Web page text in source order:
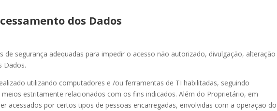
dos Dados
de segurança adequadas para impedir o acesso não autorizado, divulgação, alteração
Dados.
utilizando computadores e /ou ferramentas de TI habilitadas, seguindo
estritamente relacionados com os fins indicados. Além do Proprietário, em
acessados por certos tipos de pessoas encarregadas, envolvidas com a operação do